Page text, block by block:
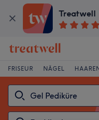
Treatwell
FRISEUR NÄGEL